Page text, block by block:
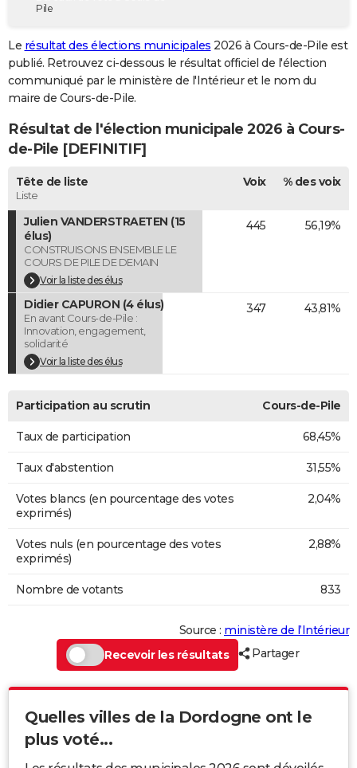
Destinations
City break
Voyage nature
Voyage de noces
Forum
GUIDES D'ACHAT
BONS PLANS
Carte de Noël
Carte Bonne année
Carte Saint-Valentin
Carte Pâques
Carte d'anniversaire
DICTIONNAIRE
Dictionnaire
Biographies
Citations
Expressions
Proverbes
PROGRAMME TV
COPAINS D'AVANT
S'inscrire
Se connecter
Lycées
Collèges
Primaires
Universités
Entreprises
Service militaire
Avis de recherche
AVIS DE DÉCÈS
FORUM
Bricolage
Lifestyle
Culture
Sport
Auto
Television
Voyage
Cinema
Pile
Le résultat des élections municipales 2026 à Cours-de-Pile est
publié. Retrouvez ci-dessous le résultat officiel de l'élection
communiqué par le ministère de l'Intérieur et le nom du
maire de Cours-de-Pile.
Résultat de l'élection municipale 2026 à Cours-
de-Pile [DEFINITIF]
Tête de liste
Liste
Voix % des voix
Julien VANDERSTRAETEN (15
élus)
CONSTRUISONS ENSEMBLE LE
COURS DE PILE DE DEMAIN
Voir la liste des élus
445 56,19%
Didier CAPURON (4 élus)
En avant Cours-de-Pile :
Innovation, engagement,
solidarité
Voir la liste des élus
347 43,81%
Participation au scrutin Cours-de-Pile
Taux de participation 68,45%
Taux d'abstention 31,55%
Votes blancs (en pourcentage des votes
exprimés)
2,04%
Votes nuls (en pourcentage des votes
exprimés)
2,88%
Nombre de votants 833
Source : ministère de l’Intérieur
Recevoir les résultats
Partager
Quelles villes de la Dordogne ont le
plus voté...